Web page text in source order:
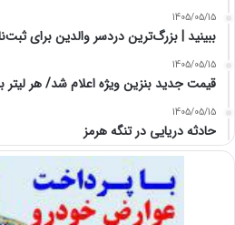
1405/05/15
ببینید | بزرگ‌ترین دردسر والدین برای
1405/05/15
قیمت جدید بنزین ویژه اعلام شد/ هر لیتر
1405/05/15
حادثه دریایی در تنگه هرمز